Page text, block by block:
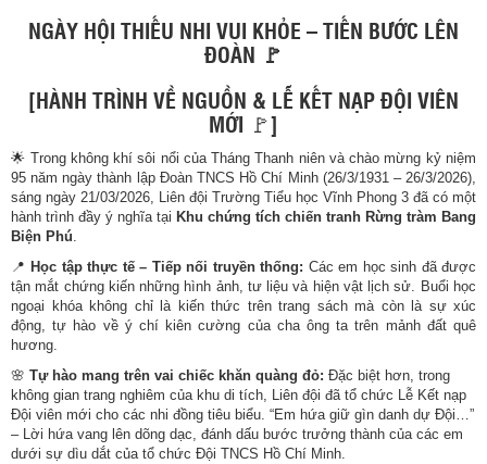
NGÀY HỘI THIẾU NHI VUI KHỎE – TIẾN BƯỚC LÊN
ĐOÀN 🚩
[HÀNH TRÌNH VỀ NGUỒN & LỄ KẾT NẠP ĐỘI VIÊN
MỚI 🚩]
🌟 Trong không khí sôi nổi của Tháng Thanh niên và chào mừng kỷ niệm
95 năm ngày thành lập Đoàn TNCS Hồ Chí Minh (26/3/1931 – 26/3/2026),
sáng ngày 21/03/2026, Liên đội Trường Tiểu học Vĩnh Phong 3 đã có một
hành trình đầy ý nghĩa tại Khu chứng tích chiến tranh Rừng tràm Bang
Biện Phú.
📍 Học tập thực tế – Tiếp nối truyền thống: Các em học sinh đã được
tận mắt chứng kiến những hình ảnh, tư liệu và hiện vật lịch sử. Buổi học
ngoại khóa không chỉ là kiến thức trên trang sách mà còn là sự xúc
động, tự hào về ý chí kiên cường của cha ông ta trên mảnh đất quê
hương.
🌸 Tự hào mang trên vai chiếc khăn quàng đỏ: Đặc biệt hơn, trong
không gian trang nghiêm của khu di tích, Liên đội đã tổ chức Lễ Kết nạp
Đội viên mới cho các nhi đồng tiêu biểu. “Em hứa giữ gìn danh dự Đội…”
– Lời hứa vang lên dõng dạc, đánh dấu bước trưởng thành của các em
dưới sự dìu dắt của tổ chức Đội TNCS Hồ Chí Minh.